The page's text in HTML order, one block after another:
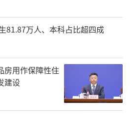
81.87万人、本科占比超四成
房用作保障性住
建设